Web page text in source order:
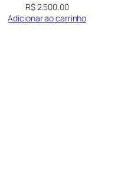
R$2.500,00
Adicionar ao carrinho